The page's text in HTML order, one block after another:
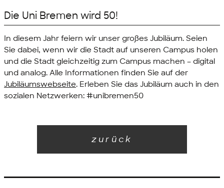
Die Uni Bremen wird 50!
In diesem Jahr feiern wir unser großes Jubiläum. Seien
Sie dabei, wenn wir die Stadt auf unseren Campus holen
und die Stadt gleichzeitig zum Campus machen – digital
und analog. Alle Informationen finden Sie auf der
Jubiläumswebseite. Erleben Sie das Jubiläum auch in den
sozialen Netzwerken: #unibremen50
zurück